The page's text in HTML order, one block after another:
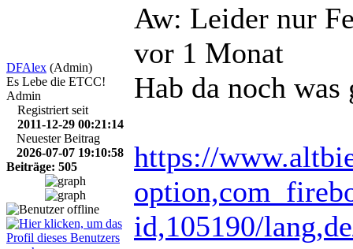
DFAlex (Admin)
Es Lebe die ETCC!
Admin
Registriert seit
2011-12-29 00:21:14
Neuester Beitrag
2026-07-07 19:10:58
Beiträge: 505
Aw: Leider nur
vor 1 Monat
Hab da noch was
https://
id,105190/